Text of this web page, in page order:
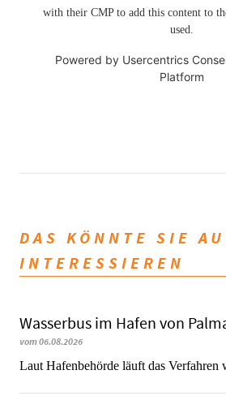
with their CMP to add this content to
used.
Powered by Usercentrics
Platform
DAS KÖNNTE SIE
INTERESSIEREN
Wasserbus im Hafen von
vom 06.08.2026
Laut Hafenbehörde läuft das Verfahren